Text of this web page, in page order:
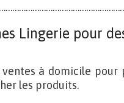
Lingerie pour
ventes à domicile
les produits.